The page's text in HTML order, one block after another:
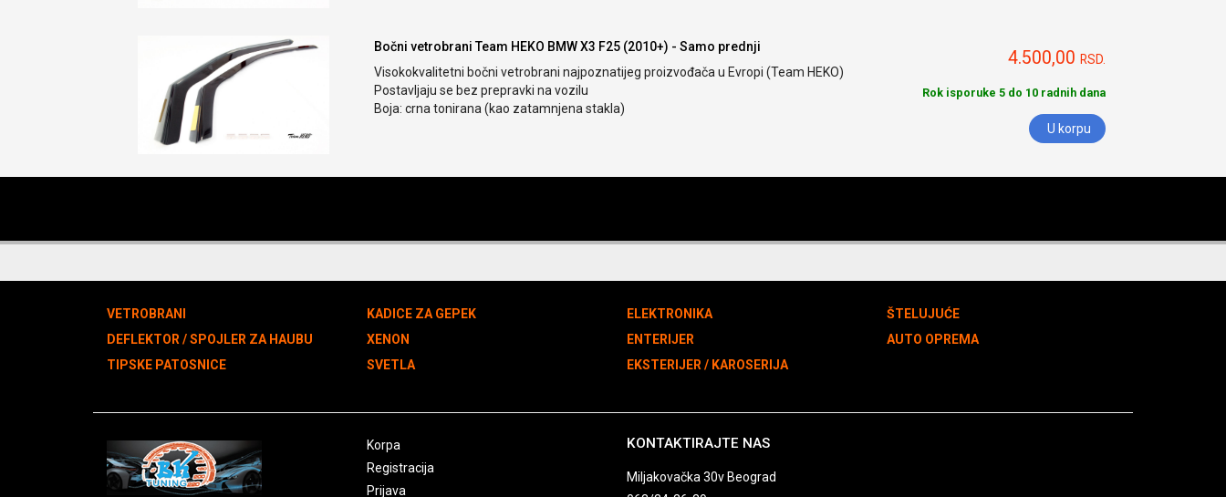
Bočni vetrobrani Team HEKO BMW X3 F25 (2010+) - Samo prednji
Visokokvalitetni bočni vetrobrani najpoznatijeg proizvođača u Evropi (Team HEKO)
Postavljaju se bez prepravki na vozilu
Boja: crna tonirana (kao zatamnjena stakla)
4.500,00 RSD.
Rok isporuke 5 do 10 radnih dana
U korpu
VETROBRANI
DEFLEKTOR / SPOJLER ZA HAUBU
TIPSKE PATOSNICE
KADICE ZA GEPEK
XENON
SVETLA
ELEKTRONIKA
ENTERIJER
EKSTERIJER / KAROSERIJA
ŠTELUJUĆE
AUTO OPREMA
Korpa
Registracija
Prijava
KONTAKTIRAJTE NAS
Miljakovačka 30v Beograd